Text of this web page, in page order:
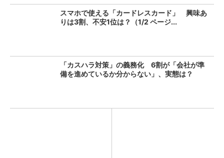
スマホで使える「カードレスカード」 興味あ
りは3割、不安1位は？（1/2 ページ...
「カスハラ対策」の義務化 6割が「会社が準
備を進めているか分からない」、実態は？